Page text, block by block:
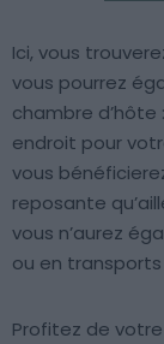
Ici, vous
vous pourrez
chambre d’hôte
endroit pour
vous
reposante
vous n’aurez
ou en
Profitez de